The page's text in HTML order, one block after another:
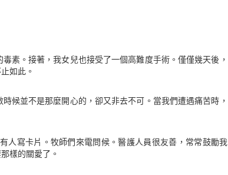
素。接著，我女兒也接受了一個高難度手術。僅僅幾天後，
如此。
候並不是那麼開心的，卻又非去不可。當我們遭遇痛苦時，
寫卡片。牧師們來電問候。醫護人員很友善，常常鼓勵我
樣的關愛了。